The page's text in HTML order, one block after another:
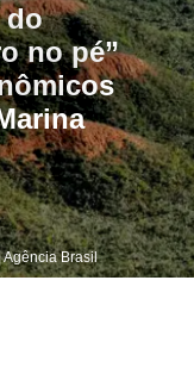
do
no pé”
Agência Brasil